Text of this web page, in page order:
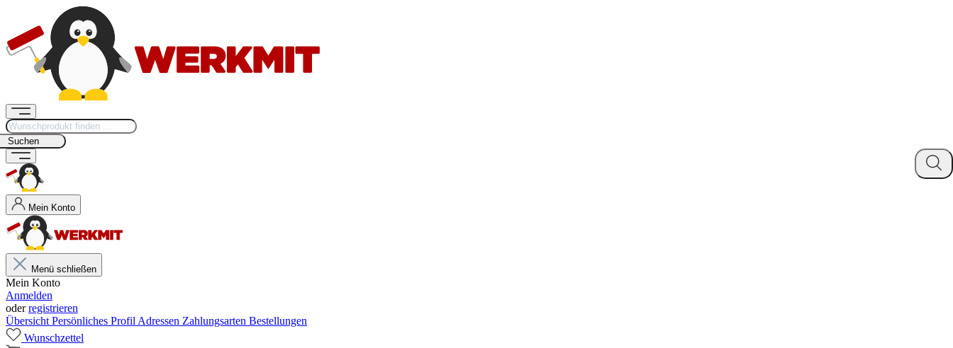
Suchen
Mein Konto
Menü schließen
Mein Konto
Anmelden
oderregistrieren
Übersicht Persönliches Profil Adressen Zahlungsarten Bestellungen
Wunschzettel